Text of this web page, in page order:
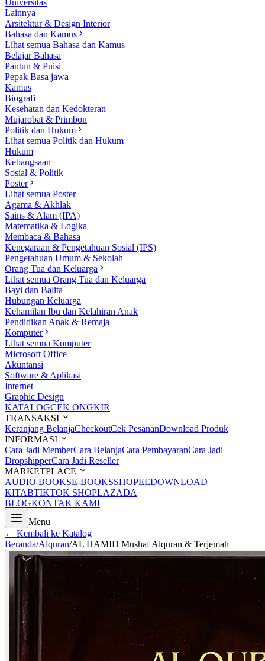
Universitas
Lainnya
Arsitektur & Design Interior
Bahasa dan Kamus
Lihat semua Bahasa dan Kamus
Belajar Bahasa
Pantun & Puisi
Pepak Basa jawa
Kamus
Biografi
Kesehatan dan Kedokteran
Mujarobat & Primbon
Politik dan Hukum
Lihat semua Politik dan Hukum
Hukum
Kebangsaan
Sosial & Politik
Poster
Lihat semua Poster
Agama & Akhlak
Sains & Alam (IPA)
Matematika & Logika
Membaca & Bahasa
Kenegaraan & Pengetahuan Sosial (IPS)
Pengetahuan Umum & Sekolah
Orang Tua dan Keluarga
Lihat semua Orang Tua dan Keluarga
Bayi dan Balita
Hubungan Keluarga
Kehamilan Ibu dan Kelahiran Anak
Pendidikan Anak & Remaja
Komputer
Lihat semua Komputer
Microsoft Office
Akuntansi
Software & Aplikasi
Internet
Graphic Design
KATALOGCEK ONGKIR
TRANSAKSI
Keranjang BelanjaCheckoutCek PesananDownload Produk
INFORMASI
Cara Jadi MemberCara BelanjaCara PembayaranCara Jadi
DropshipperCara Jadi Reseller
MARKETPLACE
AUDIO BOOKSE-BOOKSSHOPEEDOWNLOAD
KITABTIKTOK SHOPLAZADA
BLOGKONTAK KAMI
Menu
← Kembali ke Katalog
Beranda/Alquran/AL HAMID Mushaf Alquran & Terjemah